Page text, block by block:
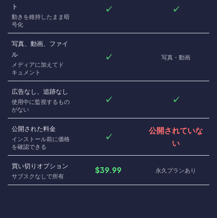
ト
動きを維持したまま暗
号化
✓ ✓
写真、動画、ファイ
ル
メディアに加えてド
キュメント
✓ 写真・動画
広告なし、追跡なし
使用中に監視するもの
がない
✓ ✓
公開された料金
インストール前に価格
を確認できる
✓
公開されていな
い
買い切りオプション
サブスクなしで所有
$39.99 永久プランあり